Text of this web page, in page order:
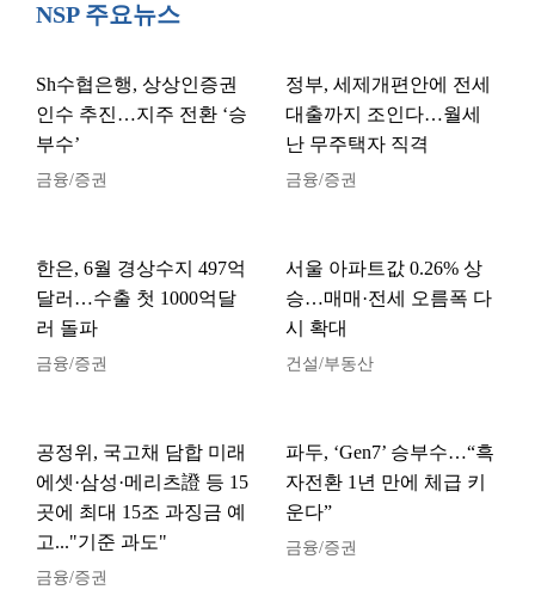
NSP 주요뉴스
Sh수협은행, 상상인증권
인수 추진…지주 전환 ‘승
부수’
금융/증권
정부, 세제개편안에 전세
대출까지 조인다…월세
난 무주택자 직격
금융/증권
한은, 6월 경상수지 497억
달러…수출 첫 1000억달
러 돌파
금융/증권
서울 아파트값 0.26% 상
승…매매·전세 오름폭 다
시 확대
건설/부동산
공정위, 국고채 담합 미래
에셋·삼성·메리츠證 등 15
곳에 최대 15조 과징금 예
고..."기준 과도"
금융/증권
파두, ‘Gen7’ 승부수…“흑
자전환 1년 만에 체급 키
운다”
금융/증권